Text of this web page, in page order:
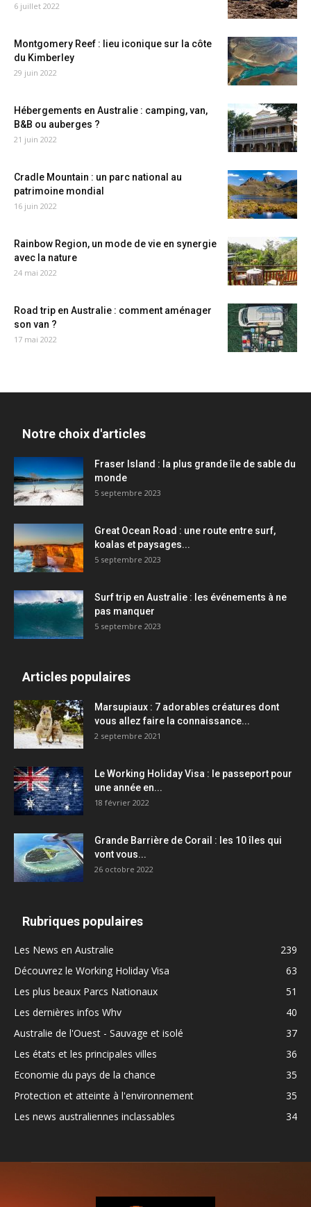
6 juillet 2022
Montgomery Reef : lieu iconique sur la côte
du Kimberley
29 juin 2022
Hébergements en Australie : camping, van,
B&B ou auberges ?
21 juin 2022
Cradle Mountain : un parc national au
patrimoine mondial
16 juin 2022
Rainbow Region, un mode de vie en synergie
avec la nature
24 mai 2022
Road trip en Australie : comment aménager
son van ?
17 mai 2022
Notre choix d'articles
Fraser Island : la plus grande île de sable du
monde
5 septembre 2023
Great Ocean Road : une route entre surf,
koalas et paysages...
5 septembre 2023
Surf trip en Australie : les événements à ne
pas manquer
5 septembre 2023
Articles populaires
Marsupiaux : 7 adorables créatures dont
vous allez faire la connaissance...
2 septembre 2021
Le Working Holiday Visa : le passeport pour
une année en...
18 février 2022
Grande Barrière de Corail : les 10 îles qui
vont vous...
26 octobre 2022
Rubriques populaires
Les News en Australie
239
Découvrez le Working Holiday Visa
63
Les plus beaux Parcs Nationaux
51
Les dernières infos Whv
40
Australie de l'Ouest - Sauvage et isolé
37
Les états et les principales villes
36
Economie du pays de la chance
35
Protection et atteinte à l'environnement
35
Les news australiennes inclassables
34